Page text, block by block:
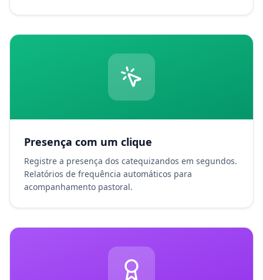
Presença com um clique
Registre a presença dos catequizandos em segundos.
Relatórios de frequência automáticos para
acompanhamento pastoral.